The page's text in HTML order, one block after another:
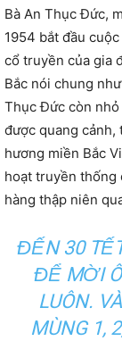
Bà An Thục Đức,
1954 bắt đầu
cổ truyền của gia
Bắc nói chung
Thục Đức còn
được quang
hương miền Bắc
hoạt truyền thống
hàng thập niên
ĐẾN 30
ĐỂ MỜI
LUÔN.
MÙNG 1,